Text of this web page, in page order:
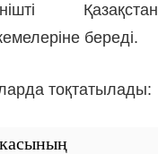
Қазақстан
береді.
тоқтатылады: